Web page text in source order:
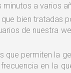
minutos a varios
que bien
de nuestra
que permiten la
en la